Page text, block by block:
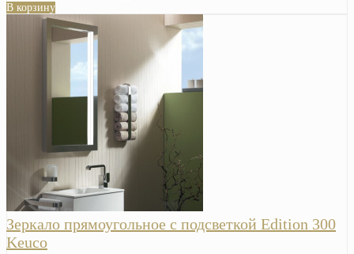
В корзину
Зеркало прямоугольное с подсветкой Edition 300
Keuco